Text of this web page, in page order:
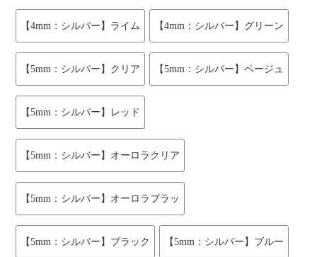
【4mm：シルバー】ライム 【4mm：シルバー】グリーン
【5mm：シルバー】クリア 【5mm：シルバー】ベージュ
【5mm：シルバー】レッド
【5mm：シルバー】オーロラクリア
【5mm：シルバー】オーロラブラッ
【5mm：シルバー】ブラック 【5mm：シルバー】ブルー